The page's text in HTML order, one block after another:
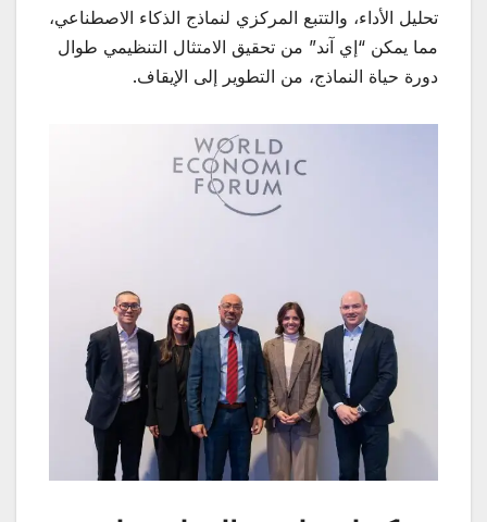
تحليل الأداء، والتتبع المركزي لنماذج الذكاء الاصطناعي،
مما يمكن “إي آند” من تحقيق الامتثال التنظيمي طوال
دورة حياة النماذج، من التطوير إلى الإيقاف.